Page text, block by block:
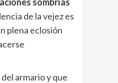
de la vejez es
plena eclosión
armario y que